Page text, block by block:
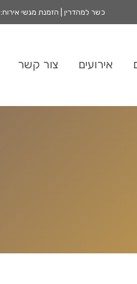
כשר למהדרין | הזמנת מגשי אירוח:
אירועים צור קשר